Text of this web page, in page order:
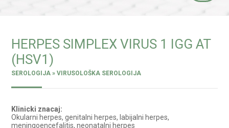
HERPES SIMPLEX VIRUS 1 IGG AT
(HSV1)
SEROLOGIJA » VIRUSOLOŠKA SEROLOGIJA
Klinicki znacaj:
Okularni herpes, genitalni herpes, labijalni herpes,
meningoencefalitis, neonatalni herpes